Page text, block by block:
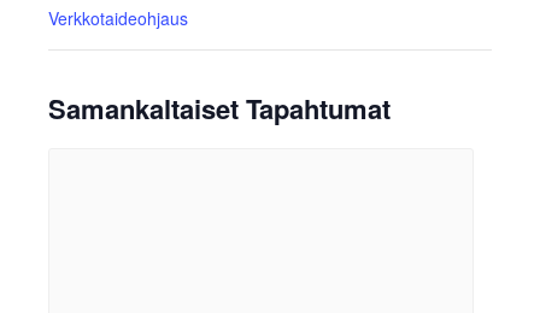
Verkkotaideohjaus
Samankaltaiset Tapahtumat